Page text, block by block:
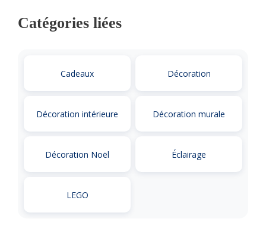
Catégories liées
Cadeaux Décoration
Décoration intérieure Décoration murale
Décoration Noël Éclairage
LEGO